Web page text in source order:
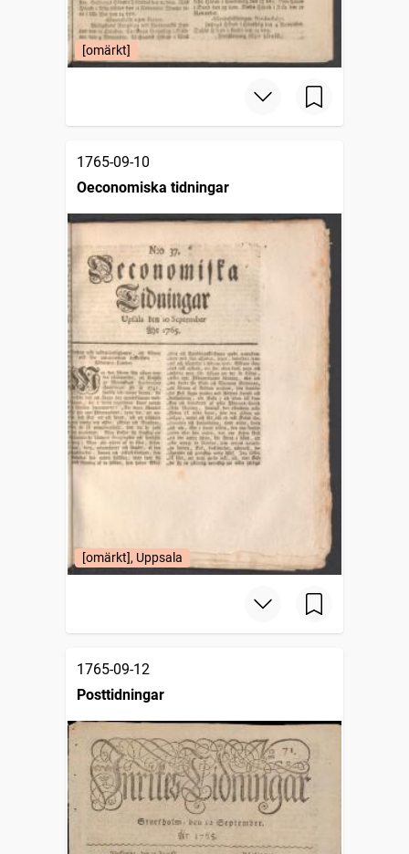
[omärkt]
1765-09-10
Oeconomiska tidningar
[omärkt], Uppsala
1765-09-12
Posttidningar